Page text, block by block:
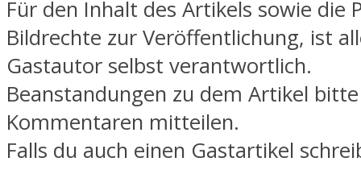
Für den Inhalt des Artikels sowie die
Bildrechte zur Veröffentlichung, ist
Gastautor selbst verantwortlich.
Beanstandungen zu dem Artikel
Kommentaren mitteilen.
Falls du auch einen Gastartikel